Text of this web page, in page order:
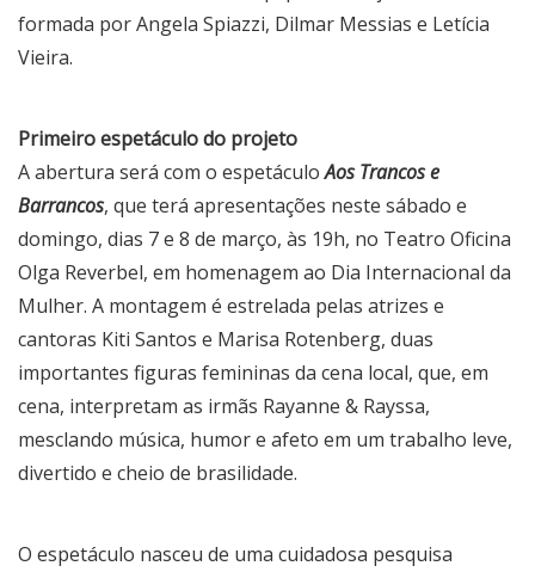
formada por Angela Spiazzi, Dilmar Messias e Letícia
Vieira.
Primeiro espetáculo do projeto
A abertura será com o espetáculoAos Trancos e
Barrancos, que terá apresentações neste sábado e
domingo, dias 7 e 8 de março, às 19h, no Teatro Oficina
Olga Reverbel, em homenagem ao Dia Internacional da
Mulher. A montagem é estrelada pelas atrizes e
cantoras Kiti Santos e Marisa Rotenberg, duas
importantes figuras femininas da cena local, que, em
cena, interpretam as irmãs Rayanne & Rayssa,
mesclando música, humor e afeto em um trabalho leve,
divertido e cheio de brasilidade.
O espetáculo nasceu de uma cuidadosa pesquisa